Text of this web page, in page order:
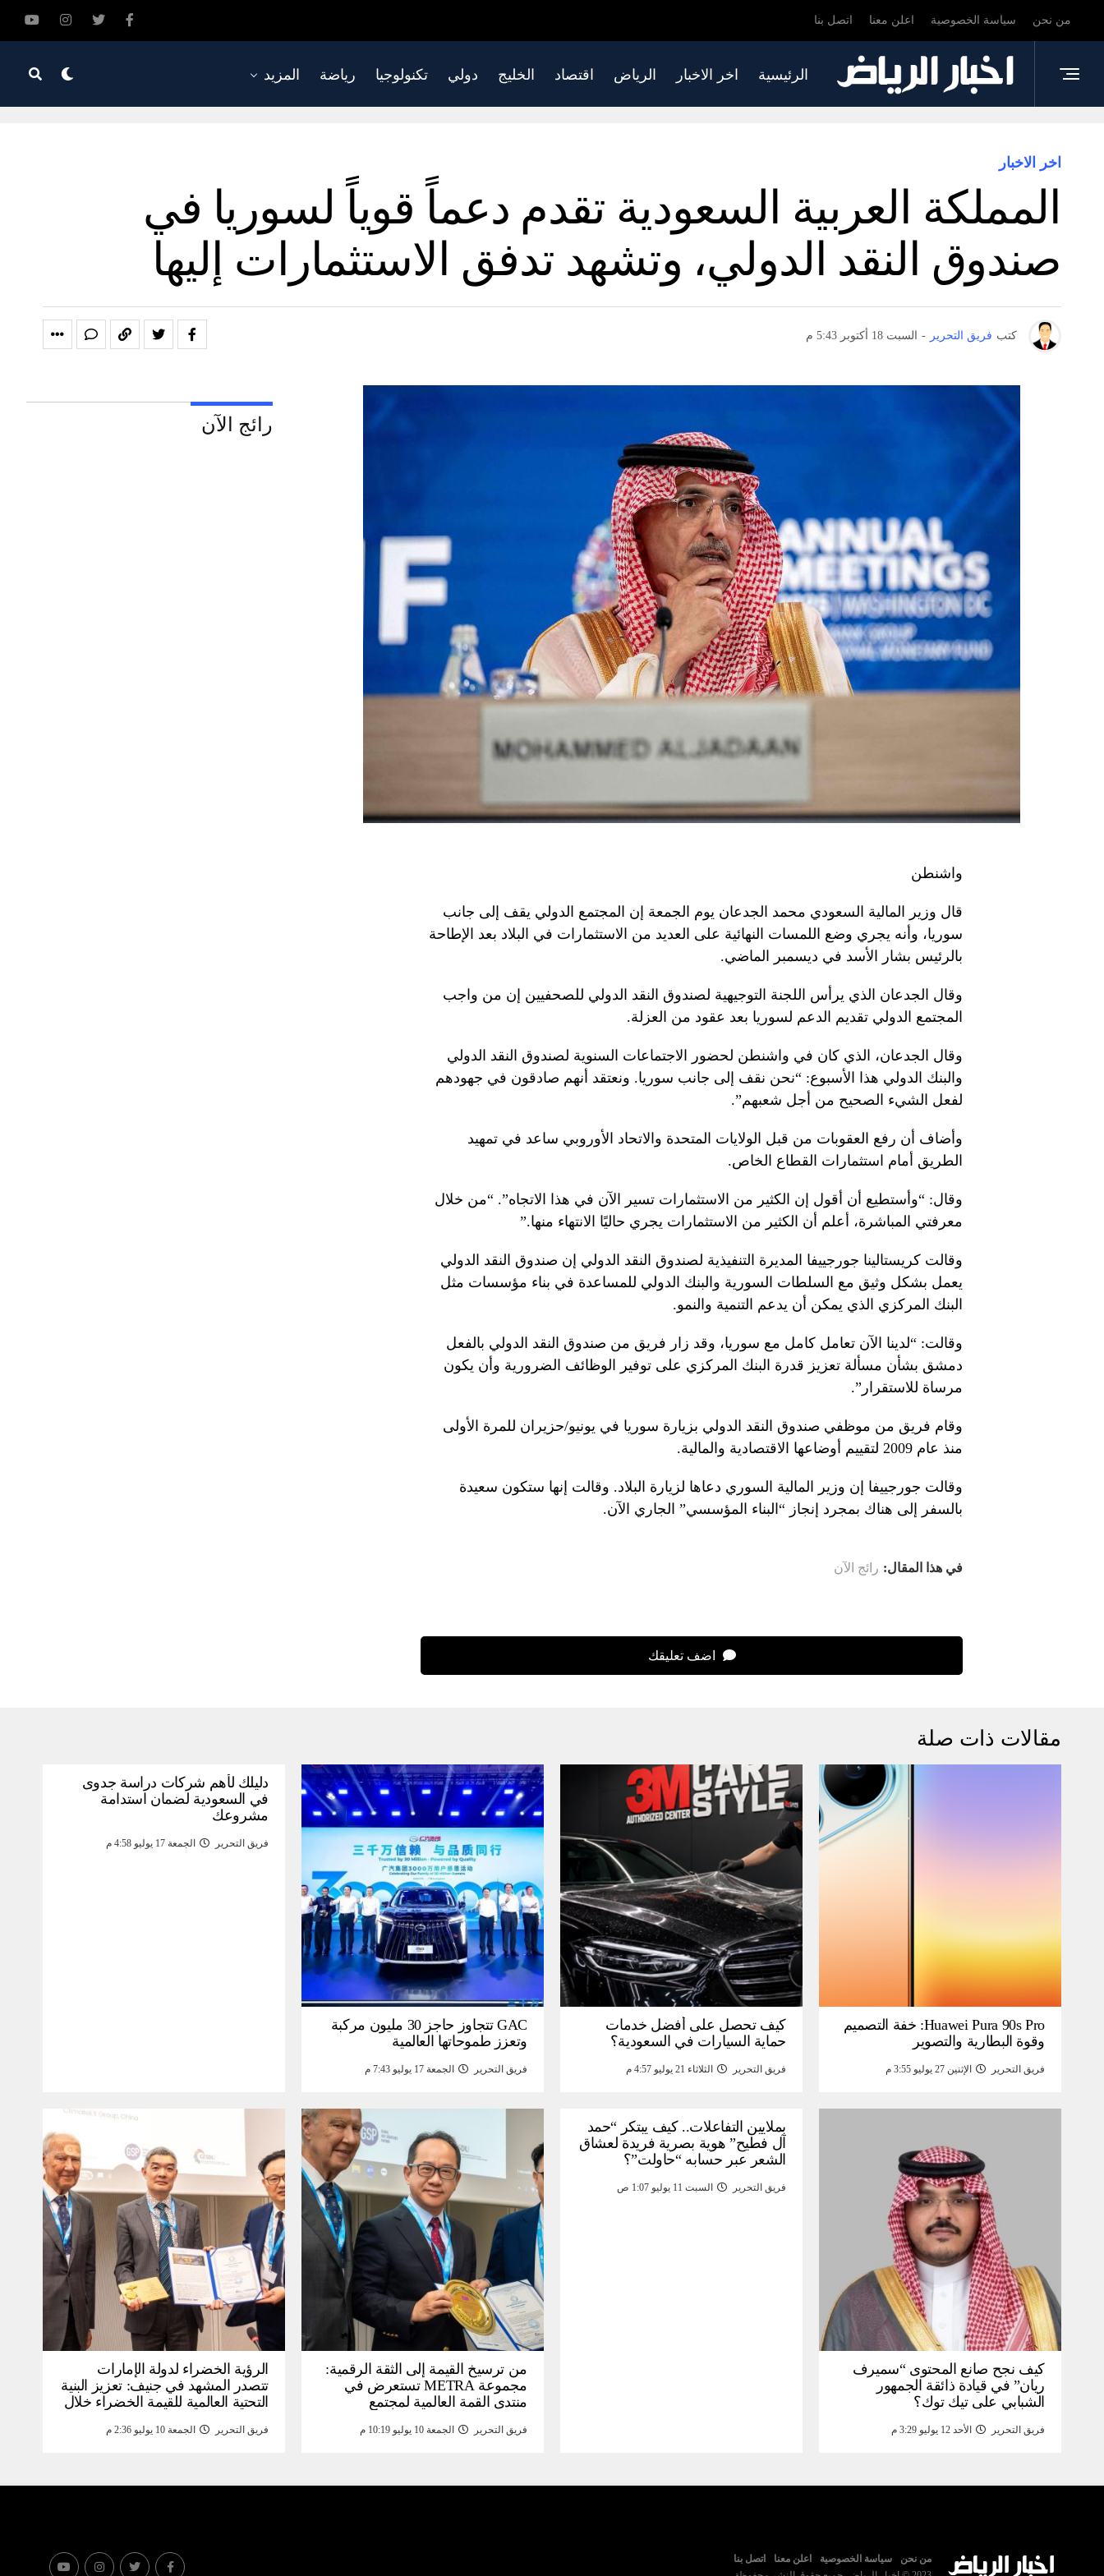
من نحن سياسة الخصوصية اعلن معنا اتصل بنا
الرئيسية اخر الاخبار الرياض اقتصاد الخليج دولي تكنولوجيا رياضة المزيد
اخر الاخبار
المملكة العربية السعودية تقدم دعماً قوياً لسوريا في
صندوق النقد الدولي، وتشهد تدفق الاستثمارات إليها
كتب فريق التحرير - السبت 18 أكتوبر 5:43 م
واشنطن
قال وزير المالية السعودي محمد الجدعان يوم الجمعة إن المجتمع الدولي يقف إلى جانب
سوريا، وأنه يجري وضع اللمسات النهائية على العديد من الاستثمارات في البلاد بعد الإطاحة
بالرئيس بشار الأسد في ديسمبر الماضي.
وقال الجدعان الذي يرأس اللجنة التوجيهية لصندوق النقد الدولي للصحفيين إن من واجب
المجتمع الدولي تقديم الدعم لسوريا بعد عقود من العزلة.
وقال الجدعان، الذي كان في واشنطن لحضور الاجتماعات السنوية لصندوق النقد الدولي
والبنك الدولي هذا الأسبوع: “نحن نقف إلى جانب سوريا. ونعتقد أنهم صادقون في جهودهم
لفعل الشيء الصحيح من أجل شعبهم”.
وأضاف أن رفع العقوبات من قبل الولايات المتحدة والاتحاد الأوروبي ساعد في تمهيد
الطريق أمام استثمارات القطاع الخاص.
وقال: “وأستطيع أن أقول إن الكثير من الاستثمارات تسير الآن في هذا الاتجاه”. “من خلال
معرفتي المباشرة، أعلم أن الكثير من الاستثمارات يجري حاليًا الانتهاء منها.”
وقالت كريستالينا جورجييفا المديرة التنفيذية لصندوق النقد الدولي إن صندوق النقد الدولي
يعمل بشكل وثيق مع السلطات السورية والبنك الدولي للمساعدة في بناء مؤسسات مثل
البنك المركزي الذي يمكن أن يدعم التنمية والنمو.
وقالت: “لدينا الآن تعامل كامل مع سوريا، وقد زار فريق من صندوق النقد الدولي بالفعل
دمشق بشأن مسألة تعزيز قدرة البنك المركزي على توفير الوظائف الضرورية وأن يكون
مرساة للاستقرار”.
وقام فريق من موظفي صندوق النقد الدولي بزيارة سوريا في يونيو/حزيران للمرة الأولى
منذ عام 2009 لتقييم أوضاعها الاقتصادية والمالية.
وقالت جورجييفا إن وزير المالية السوري دعاها لزيارة البلاد. وقالت إنها ستكون سعيدة
بالسفر إلى هناك بمجرد إنجاز “البناء المؤسسي” الجاري الآن.
في هذا المقال: رائج الآن
اضف تعليقك
رائج الآن
مقالات ذات صلة
Huawei Pura 90s Pro: خفة التصميم
وقوة البطارية والتصوير
فريق التحرير الإثنين 27 يوليو 3:55 م
كيف تحصل على أفضل خدمات
حماية السيارات في السعودية؟
فريق التحرير الثلاثاء 21 يوليو 4:57 م
GAC تتجاوز حاجز 30 مليون مركبة
وتعزز طموحاتها العالمية
فريق التحرير الجمعة 17 يوليو 7:43 م
دليلك لأهم شركات دراسة جدوى
في السعودية لضمان استدامة
مشروعك
فريق التحرير الجمعة 17 يوليو 4:58 م
كيف نجح صانع المحتوى “سميرف
ريان” في قيادة ذائقة الجمهور
الشبابي على تيك توك؟
فريق التحرير الأحد 12 يوليو 3:29 م
بملايين التفاعلات.. كيف يبتكر “حمد
آل فطيح” هوية بصرية فريدة لعشاق
الشعر عبر حسابه “حاولت”؟
فريق التحرير السبت 11 يوليو 1:07 ص
من ترسيخ القيمة إلى الثقة الرقمية:
مجموعة METRA تستعرض في
منتدى القمة العالمية لمجتمع
تحتية للأصول الرقمية المدعومة
فريق التحرير الجمعة 10 يوليو 10:19 م
الرؤية الخضراء لدولة الإمارات
تتصدر المشهد في جنيف: تعزيز البنية
التحتية العالمية للقيمة الخضراء خلال
المعلومات WSIS 2026 وقمة “الذكاء
فريق التحرير الجمعة 10 يوليو 2:36 م
من نحن سياسة الخصوصية اعلن معنا
اتصل بنا